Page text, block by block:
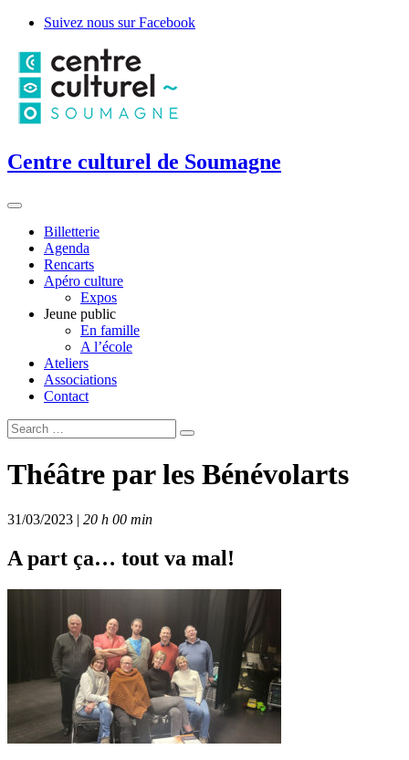
Suivez nous sur Facebook
Centre culturel de Soumagne
Billetterie
Agenda
Rencarts
Apéro culture
Expos
Jeune public
En famille
A l’école
Ateliers
Associations
Contact
Théâtre par les Bénévolarts
31/03/2023 | 20 h 00 min
A part ça… tout va mal!